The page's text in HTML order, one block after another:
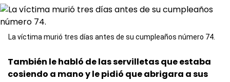
La víctima murió tres días antes de su cumpleaños número 74.
También le habló de las servilletas que estaba
cosiendo a mano y le pidió que abrigara a sus